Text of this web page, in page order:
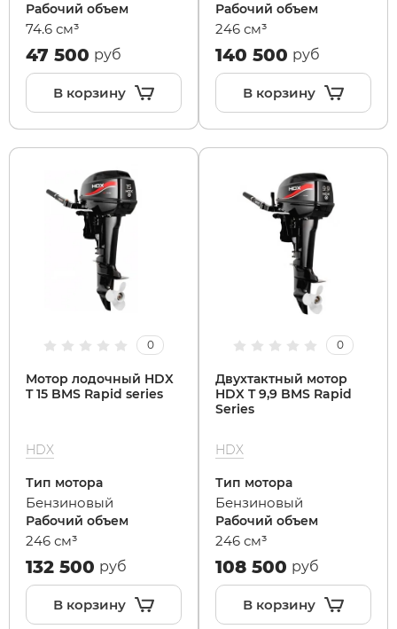
Рабочий объем
74.6 см³
47 500 руб
В корзину
Рабочий объем
246 см³
140 500 руб
В корзину
0
Мотор лодочный HDX
T 15 BMS Rapid series
HDX
Тип мотора
Бензиновый
Рабочий объем
246 см³
132 500 руб
В корзину
0
Двухтактный мотор
HDX T 9,9 BMS Rapid
Series
HDX
Тип мотора
Бензиновый
Рабочий объем
246 см³
108 500 руб
В корзину